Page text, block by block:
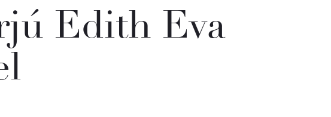
Edith Eva